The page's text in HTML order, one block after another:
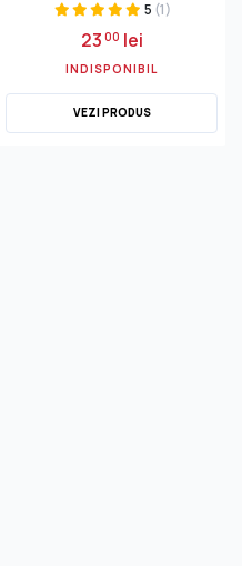
5 (1)
2300 lei
INDISPONIBIL
VEZI PRODUS